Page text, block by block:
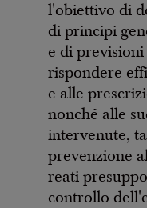
l'obiettivo di
di principi
e di
rispondere
e alle
nonché alle
intervenute,
prevenzione
reati
controllo